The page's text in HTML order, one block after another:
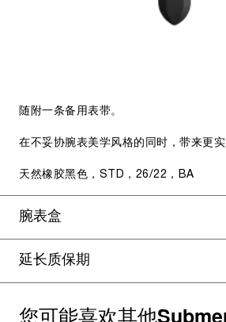
随附一条备用表带。
在不妥协腕表美学风格的同时，带来更实
天然橡胶黑色，STD，26/22，BA
腕表盒
延长质保期
您可能喜欢其他